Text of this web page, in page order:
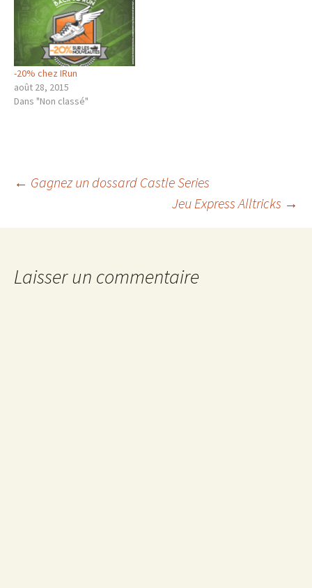
permets d'avoir 10€
utilisable de suite Contactez
moi sur mon…
-20% chez IRun
août 28, 2015
Dans "Non classé"
Navigation
des
articles
← Gagnez un dossard Castle Series
Jeu Express Alltricks →
Laisser un commentaire